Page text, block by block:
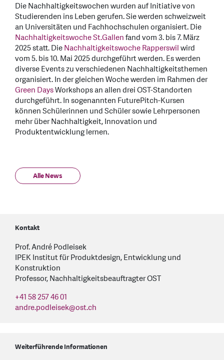
Die Nachhaltigkeitswochen wurden auf Initiative von
Studierenden ins Leben gerufen. Sie werden schweizweit
an Universitäten und Fachhochschulen organisiert. Die
Nachhaltigkeitswoche St.Gallenfand vom 3. bis 7. März
2025 statt. DieNachhaltigkeitswoche Rapperswilwird
vom 5. bis 10. Mai 2025 durchgeführt werden. Es werden
diverse Events zu verschiedenen Nachhaltigkeitsthemen
organisiert. In der gleichen Woche werden im Rahmen der
Green DaysWorkshops an allen drei OST-Standorten
durchgeführt. In sogenannten FuturePitch-Kursen
können Schülerinnen und Schüler sowie Lehrpersonen
mehr über Nachhaltigkeit, Innovation und
Produktentwicklung lernen.
Alle News
Kontakt
Prof. André Podleisek
IPEK Institut für Produktdesign, Entwicklung und
Konstruktion
Professor, Nachhaltigkeitsbeauftragter OST
+41 58 257 46 01
andre.podleisek@ost.ch
Weiterführende Informationen